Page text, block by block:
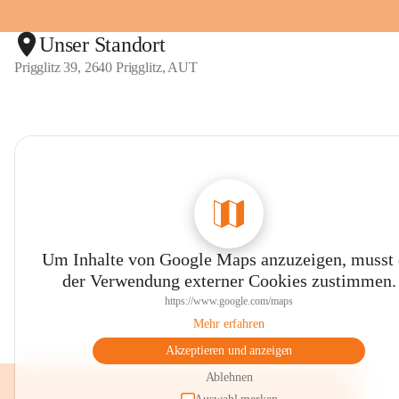
Unser Standort
Prigglitz 39, 2640 Prigglitz, AUT
Um Inhalte von Google Maps anzuzeigen, musst
der Verwendung externer Cookies zustimmen.
https://www.google.com/maps
Mehr erfahren
Akzeptieren und anzeigen
Ablehnen